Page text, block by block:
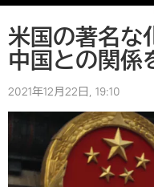
米国の著名
中国との関係
2021年12月22日, 19:10